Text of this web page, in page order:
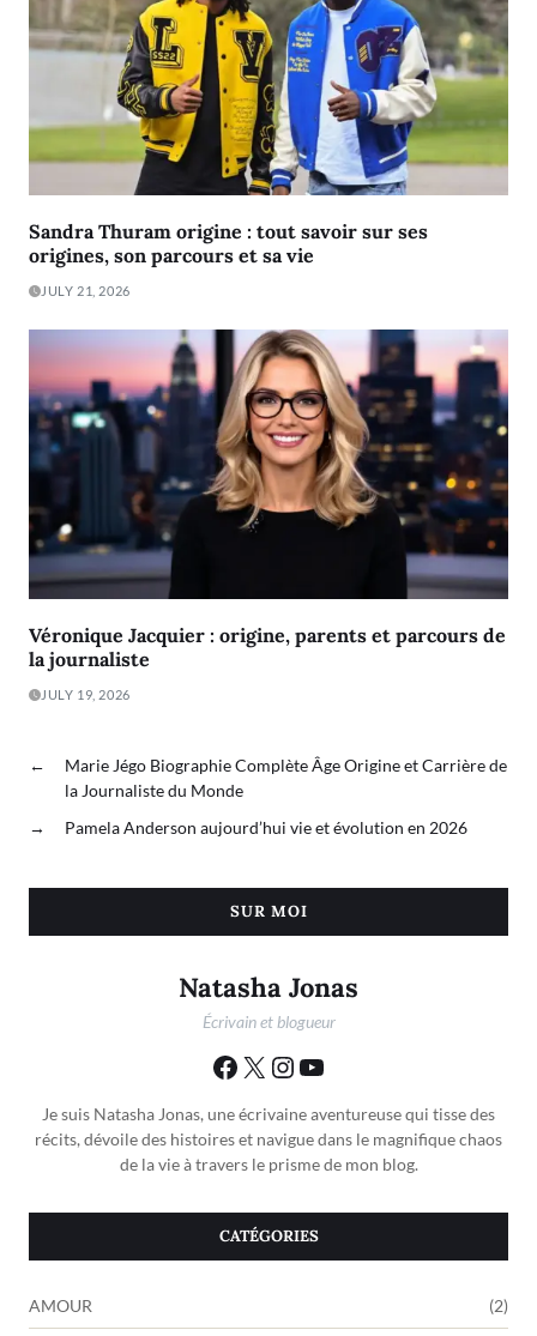
Sandra Thuram origine : tout savoir sur ses
origines, son parcours et sa vie
JULY 21, 2026
Véronique Jacquier : origine, parents et parcours de
la journaliste
JULY 19, 2026
←
Marie Jégo Biographie Complète Âge Origine et Carrière de
la Journaliste du Monde
→
Pamela Anderson aujourd’hui vie et évolution en 2026
SUR MOI
Natasha Jonas
Écrivain et blogueur
Je suis Natasha Jonas, une écrivaine aventureuse qui tisse des
récits, dévoile des histoires et navigue dans le magnifique chaos
de la vie à travers le prisme de mon blog.
CATÉGORIES
AMOUR (2)